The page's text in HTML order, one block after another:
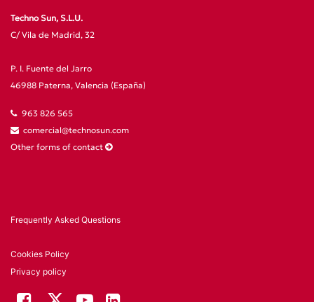
Techno Sun, S.L.U.
C/ Vila de Madrid, 32
P. I. Fuente del Jarro
46988 Paterna, Valencia (España)
963 826 565
comercial@technosun.com
Other forms of contact
Frequently Asked Questions
Cookies Policy
Privacy policy